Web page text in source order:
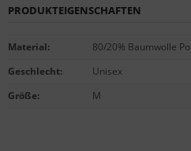
PRODUKTEIGENSCHAFTEN
Material:
80/20% Baumwolle
Geschlecht:
Unisex
Größe: M